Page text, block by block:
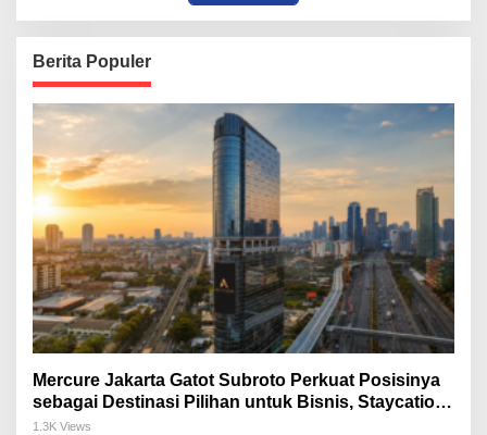
Berita Populer
Mercure Jakarta Gatot Subroto Perkuat Posisinya
sebagai Destinasi Pilihan untuk Bisnis, Staycation,
Meeting, dan Kuliner di Jakarta Selatan
1.3K Views